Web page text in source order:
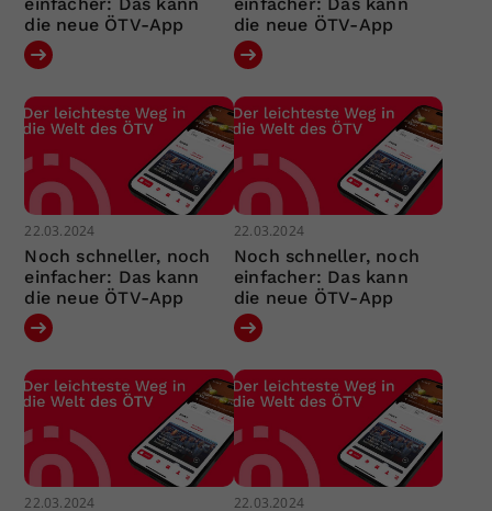
die neue ÖTV-App
die neue ÖTV-App
22.03.2024
Noch schneller, noch
einfacher: Das kann
die neue ÖTV-App
22.03.2024
Noch schneller, noch
einfacher: Das kann
die neue ÖTV-App
22.03.2024 22.03.2024